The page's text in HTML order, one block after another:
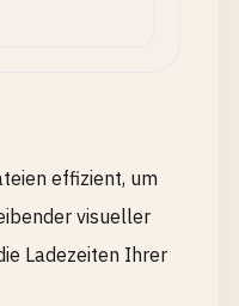
effizient, um
visueller
Ladezeiten Ihrer